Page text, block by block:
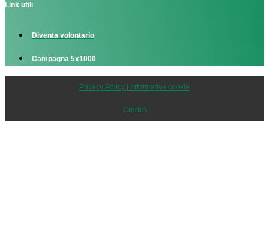
Link utili
Diventa volontario
Campagna 5x1000
Privacy Policy | Informativa cookie
Credits